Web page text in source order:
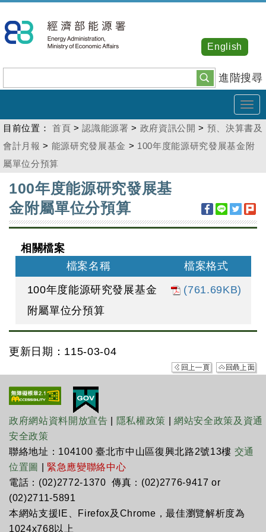
到
主
內
容
進階搜尋
English
目前位置： 首頁 >認識能源署 > 政府資訊公開 > 預、決算書及
會計月報 > 能源研究發展基金 > 100年度能源研究發展基金附
屬單位分預算
100年度能源研究發展基
金附屬單位分預算
相關檔案
檔案名稱
檔案格式
100年度能源研究發展基金
附屬單位分預算
(761.69KB)
更新日期：115-03-04
政府網站資料開放宣告 隱私權政策 |網站安全政策及資通
安全政策
聯絡地址：104100 臺北市中山區復興北路2號13樓 交通
位置圖
緊急應變聯絡中心
電話：(02)2772-1370 傳真：(02)2776-9417 or
(02)2711-5891
本網站支援IE、Firefox及Chrome，最佳瀏覽解析度為
1024x768以上